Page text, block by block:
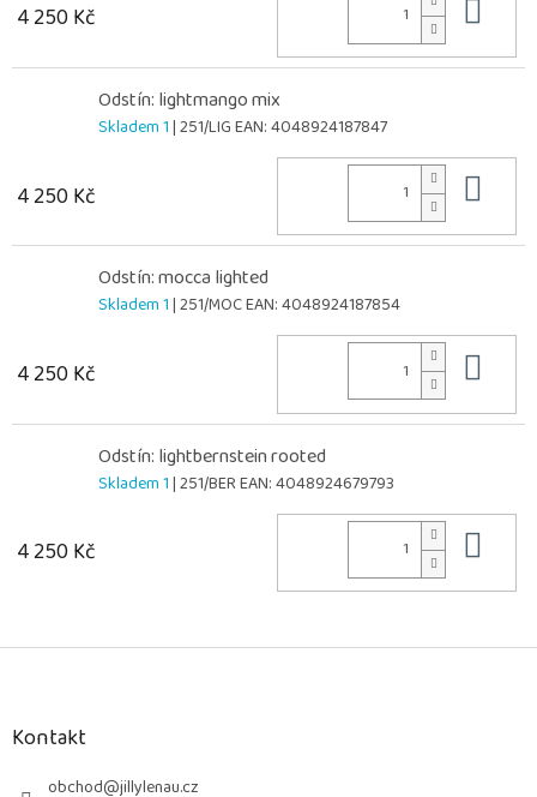
4 250 Kč
Odstín: lightmango mix
Skladem 1| 251/LIGEAN:4048924187847
4 250 Kč
Odstín: mocca lighted
Skladem 1| 251/MOCEAN:4048924187854
4 250 Kč
Odstín: lightbernstein rooted
Skladem 1| 251/BEREAN:4048924679793
4 250 Kč
Z
Kontakt
obchod@jillylenau.cz